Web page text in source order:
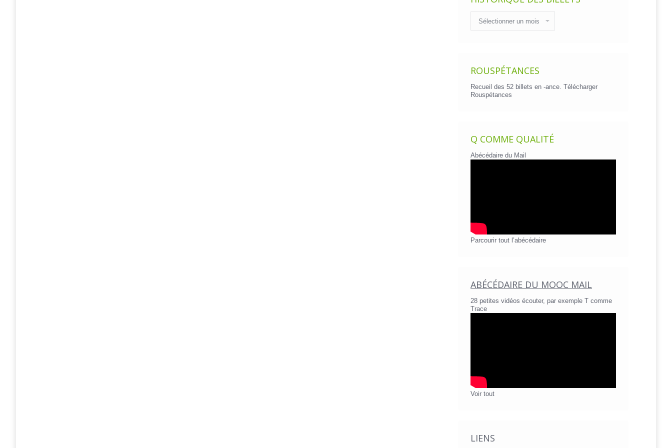
des
billets
ROUSPÉTANCES
Recueil des 52 billets en -ance. Télécharger
Rouspétances
Q COMME QUALITÉ
Abécédaire du Mail
Parcourir tout l’abécédaire
ABÉCÉDAIRE DU MOOC MAIL
28 petites vidéos écouter, par exemple T comme
Trace
Voir tout
LIENS